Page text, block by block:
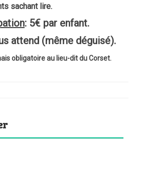
sachant lire.
: 5€ par enfant.
attend (même déguisé).
obligatoire au lieu-dit du Corset.